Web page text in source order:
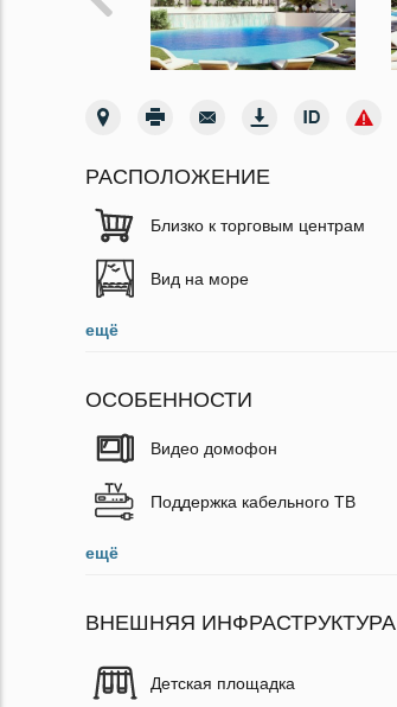
РАСПОЛОЖЕНИЕ
Близко к торговым центрам
Вид на море
ещё
ОСОБЕННОСТИ
Видео домофон
Поддержка кабельного ТВ
ещё
ВНЕШНЯЯ ИНФРАСТРУКТУРА
Детская площадка